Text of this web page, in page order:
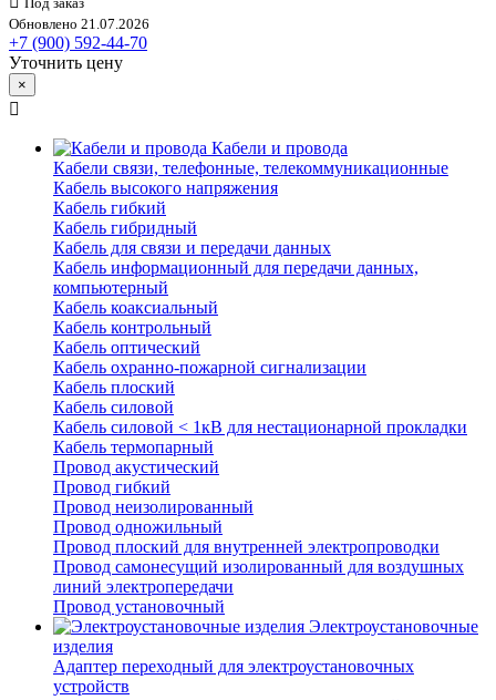
Обновлено 21.07.2026
+7 (900) 592-44-70
Уточнить цену
×
Кабели и провода
Кабели связи, телефонные, телекоммуникационные
Кабель высокого напряжения
Кабель гибкий
Кабель гибридный
Кабель для связи и передачи данных
Кабель информационный для передачи данных,
компьютерный
Кабель коаксиальный
Кабель контрольный
Кабель оптический
Кабель охранно-пожарной сигнализации
Кабель плоский
Кабель силовой
Кабель силовой < 1кВ для нестационарной прокладки
Кабель термопарный
Провод акустический
Провод гибкий
Провод неизолированный
Провод одножильный
Провод плоский для внутренней электропроводки
Провод самонесущий изолированный для воздушных
линий электропередачи
Провод установочный
Электроустановочные
изделия
Адаптер переходный для электроустановочных
устройств